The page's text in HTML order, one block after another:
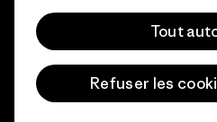
français
Tout
Refuser les